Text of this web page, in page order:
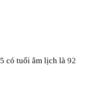
có tuổi âm lịch là 92